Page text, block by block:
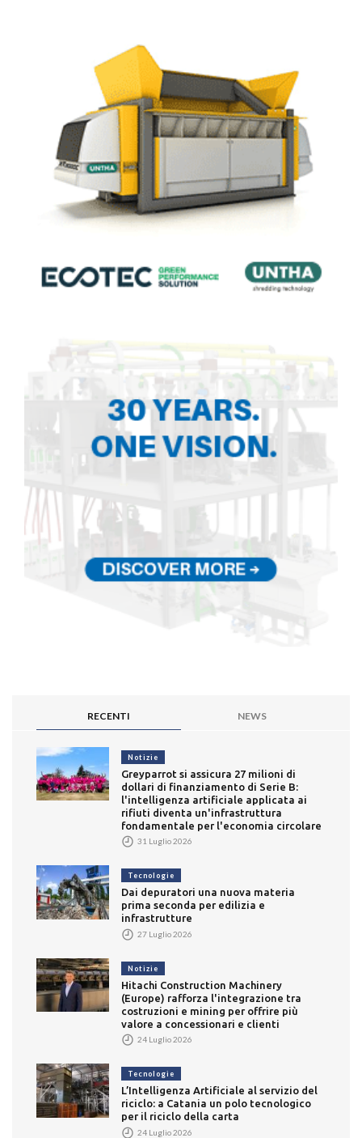
RECENTI NEWS
Notizie
Greyparrot si assicura 27 milioni di
dollari di finanziamento di Serie B:
l'intelligenza artificiale applicata ai
rifiuti diventa un'infrastruttura
fondamentale per l'economia circolare
31 Luglio 2026
Tecnologie
Dai depuratori una nuova materia
prima seconda per edilizia e
infrastrutture
27 Luglio 2026
Notizie
Hitachi Construction Machinery
(Europe) rafforza l'integrazione tra
costruzioni e mining per offrire più
valore a concessionari e clienti
24 Luglio 2026
Tecnologie
L’Intelligenza Artificiale al servizio del
riciclo: a Catania un polo tecnologico
per il riciclo della carta
24 Luglio 2026